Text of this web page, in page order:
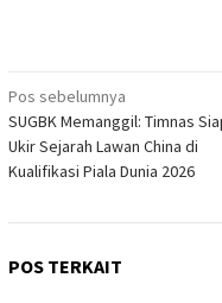
Navigasi
pos
Pos sebelumnya
SUGBK Memanggil: Timnas
Ukir Sejarah Lawan China di
Kualifikasi Piala Dunia 2026
POS TERKAIT